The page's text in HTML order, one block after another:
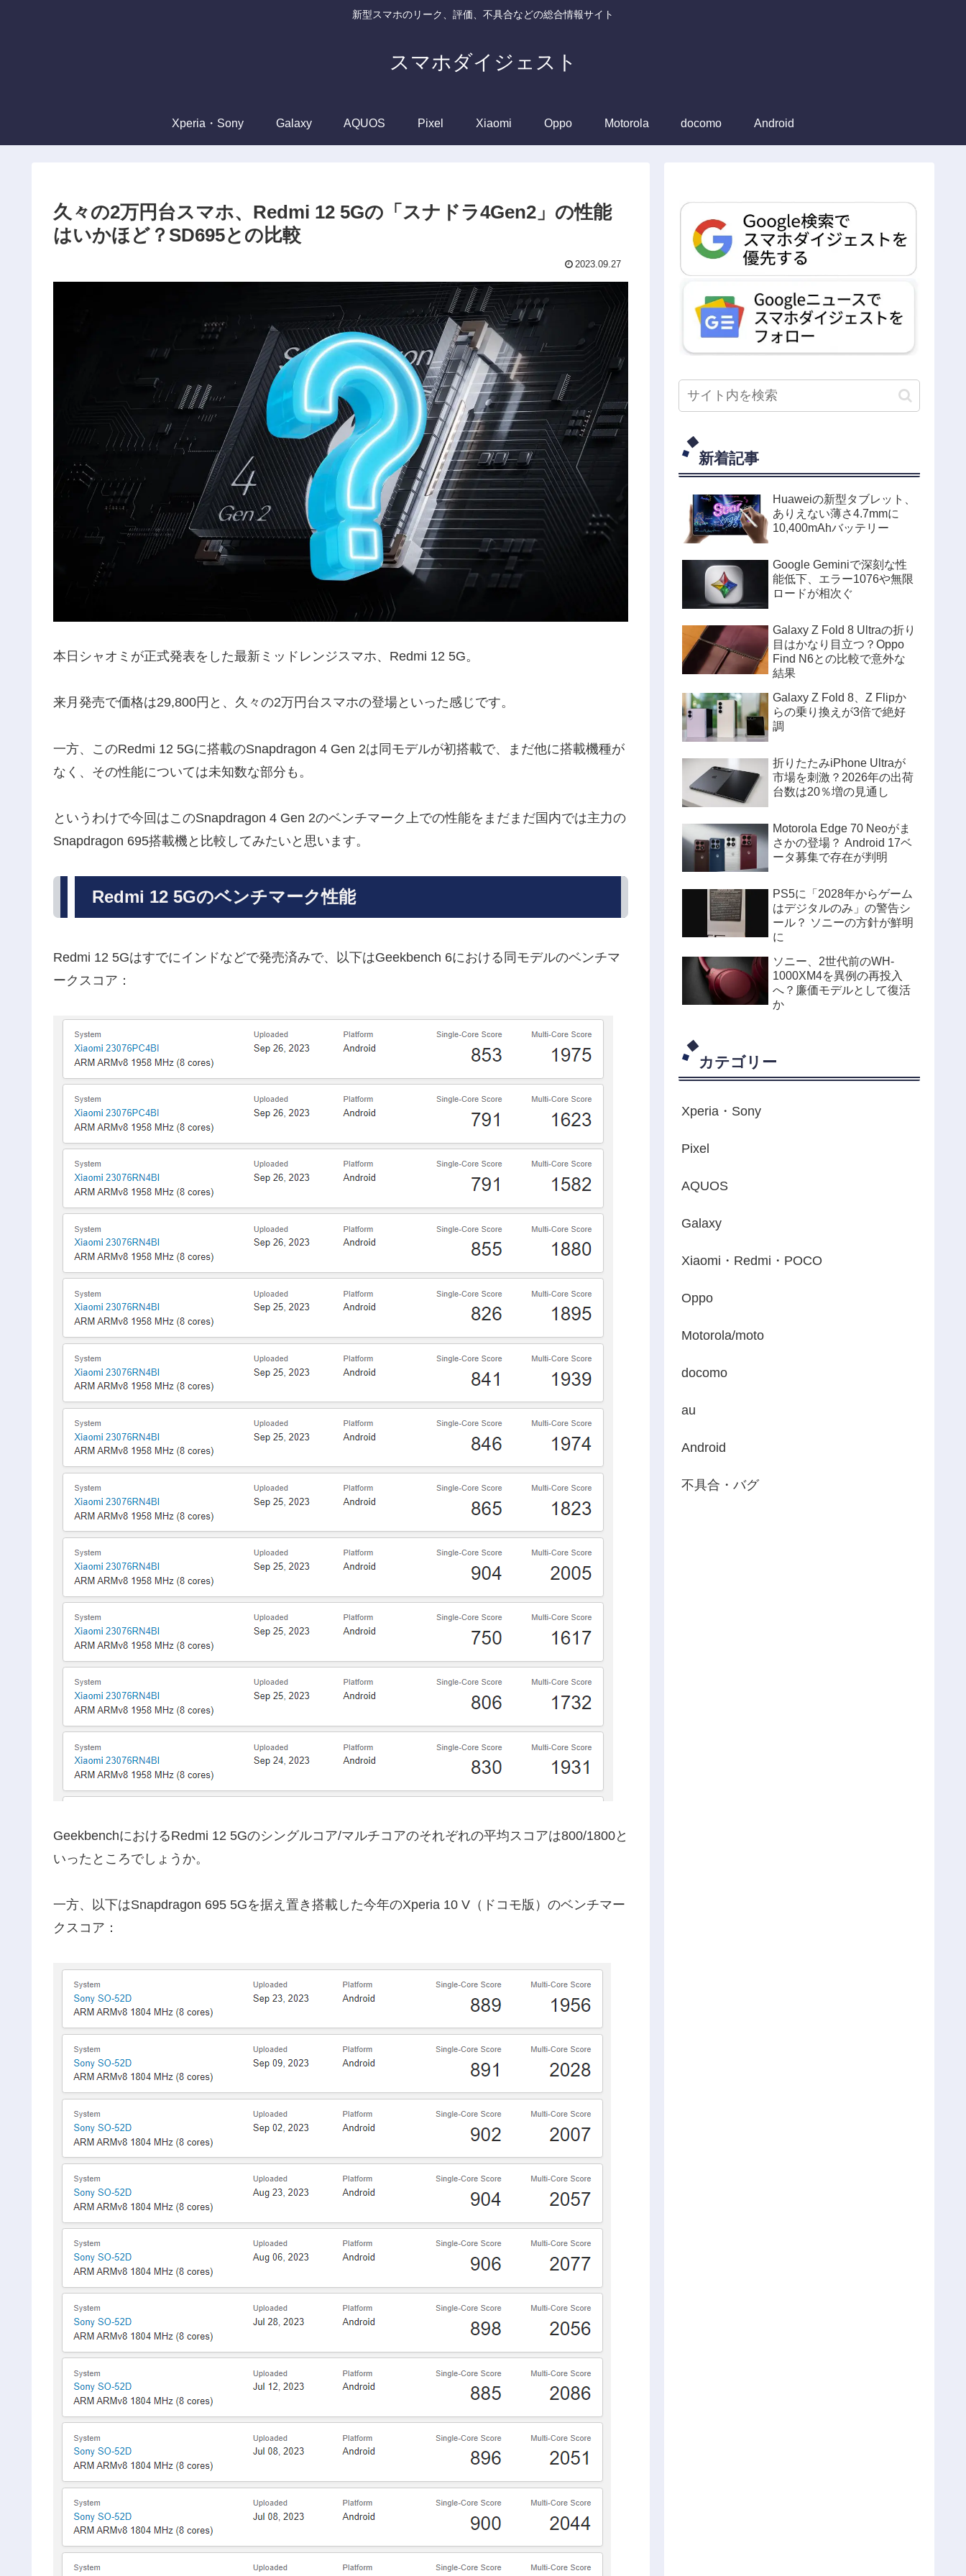
新型スマホのリーク、評価、不具合などの総合情報サイト
スマホダイジェスト
Xperia・Sony Galaxy AQUOS Pixel Xiaomi Oppo Motorola docomo Android
久々の2万円台スマホ、Redmi 12 5Gの「スナドラ4Gen2」の性能
はいかほど？SD695との比較
2023.09.27
本日シャオミが正式発表をした最新ミッドレンジスマホ、Redmi 12 5G。
来月発売で価格は29,800円と、久々の2万円台スマホの登場といった感じです。
一方、このRedmi 12 5Gに搭載のSnapdragon 4 Gen 2は同モデルが初搭載で、まだ他に搭載機種が
なく、その性能については未知数な部分も。
というわけで今回はこのSnapdragon 4 Gen 2のベンチマーク上での性能をまだまだ国内では主力の
Snapdragon 695搭載機と比較してみたいと思います。
Redmi 12 5Gのベンチマーク性能
Redmi 12 5Gはすでにインドなどで発売済みで、以下はGeekbench 6における同モデルのベンチマ
ークスコア：
GeekbenchにおけるRedmi 12 5Gのシングルコア/マルチコアのそれぞれの平均スコアは800/1800と
いったところでしょうか。
一方、以下はSnapdragon 695 5Gを据え置き搭載した今年のXperia 10 V（ドコモ版）のベンチマー
クスコア：
新着記事
Huaweiの新型タブレット、
ありえない薄さ4.7mmに
10,400mAhバッテリー
Google Geminiで深刻な性
能低下、エラー1076や無限
ロードが相次ぐ
Galaxy Z Fold 8 Ultraの折り
目はかなり目立つ？Oppo
Find N6との比較で意外な
結果
Galaxy Z Fold 8、Z Flipか
らの乗り換えが3倍で絶好
調
折りたたみiPhone Ultraが
市場を刺激？2026年の出荷
台数は20％増の見通し
Motorola Edge 70 Neoがま
さかの登場？ Android 17ベ
ータ募集で存在が判明
PS5に「2028年からゲーム
はデジタルのみ」の警告シ
ール？ ソニーの方針が鮮明
に
ソニー、2世代前のWH-
1000XM4を異例の再投入
へ？廉価モデルとして復活
か
カテゴリー
Xperia・Sony
Pixel
AQUOS
Galaxy
Xiaomi・Redmi・POCO
Oppo
Motorola/moto
docomo
au
Android
不具合・バグ